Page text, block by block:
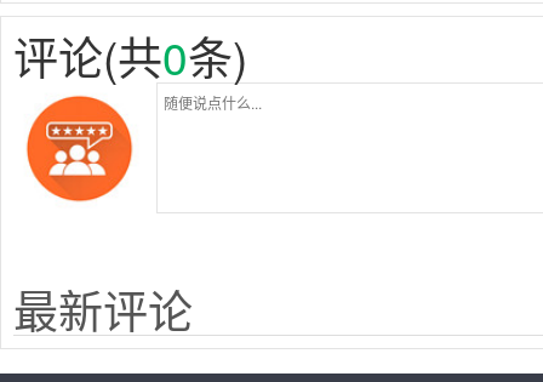
评论(共0条)
最新评论